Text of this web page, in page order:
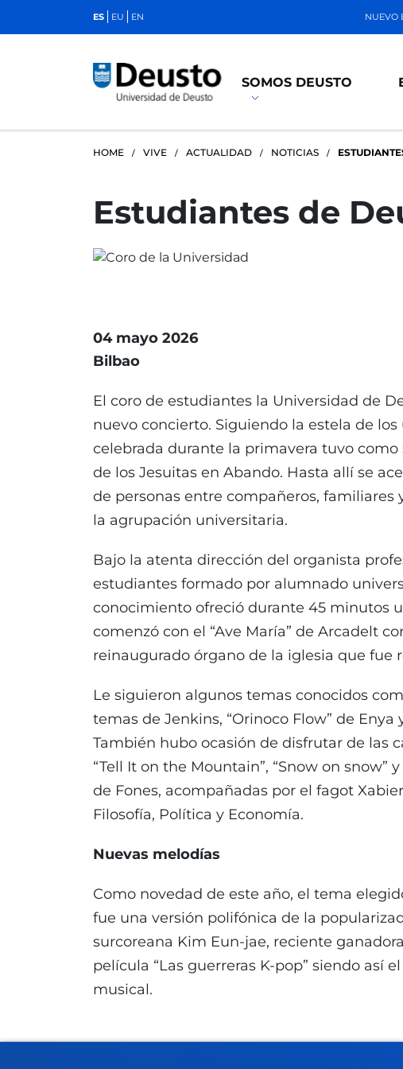
ES EU EN NUEVO
SOMOS DEUSTO
HOME VIVE ACTUALIDAD NOTICIAS
Estudiantes de
04 mayo 2026
Bilbao
El coro de estudiantes la Universidad de
nuevo concierto. Siguiendo la estela de
celebrada durante la primavera tuvo como
de los Jesuitas en Abando. Hasta allí se
de personas entre compañeros,
la agrupación universitaria.
Bajo la atenta dirección del organista
estudiantes formado por alumnado
conocimiento ofreció durante 45 minutos
comenzó con el “Ave María” de Arcadelt
reinaugurado órgano de la iglesia que fue
Le siguieron algunos temas conocidos
temas de Jenkins, “Orinoco Flow” de Enya
También hubo ocasión de disfrutar de las
“Tell It on the Mountain”, “Snow on snow”
de Fones, acompañadas por el fagot
Filosofía, Política y Economía.
Nuevas melodías
Como novedad de este año, el tema
fue una versión polifónica de la
surcoreana Kim Eun-jae, reciente
película “Las guerreras K-pop” siendo así
musical.